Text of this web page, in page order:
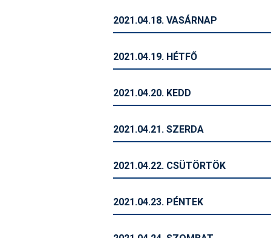
2021.04.18. VASÁRNAP
2021.04.19. HÉTFŐ
2021.04.20. KEDD
2021.04.21. SZERDA
2021.04.22. CSÜTÖRTÖK
2021.04.23. PÉNTEK